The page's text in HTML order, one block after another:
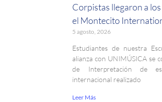
Corpistas llegaron a
el Montecito
5 agosto, 2026
Estudiantes de nuestra
alianza con UNIMÚSICA se
de Interpretación de
internacional realizado
Leer Más